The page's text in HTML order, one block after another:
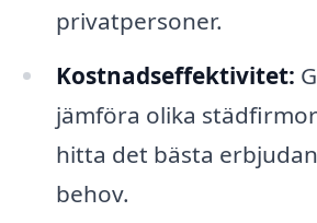
privatpersoner.
Kostnadseffektivitet:
jämföra olika
hitta det bästa
behov.